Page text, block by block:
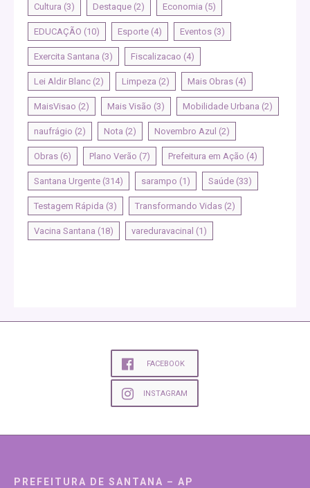
Cultura (3) Destaque (2) Economia (5)
EDUCAÇÃO (10) Esporte (4) Eventos (3)
Exercita Santana (3) Fiscalizacao (4)
Lei Aldir Blanc (2) Limpeza (2) Mais Obras (4)
MaisVisao (2) Mais Visão (3) Mobilidade Urbana (2)
naufrágio (2) Nota (2) Novembro Azul (2)
Obras (6) Plano Verão (7) Prefeitura em Ação (4)
Santana Urgente (314) sarampo (1) Saúde (33)
Testagem Rápida (3) Transformando Vidas (2)
Vacina Santana (18) vareduravacinal (1)
FACEBOOK
INSTAGRAM
PREFEITURA DE SANTANA – AP